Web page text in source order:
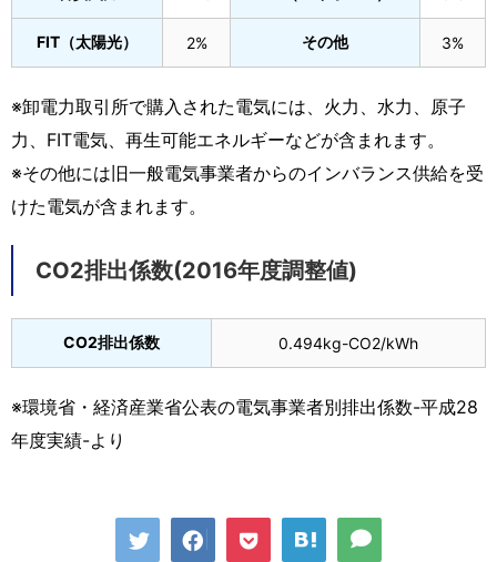
FIT（太陽光） 2% その他 3%
※卸電力取引所で購入された電気には、火力、水力、原子
力、FIT電気、再生可能エネルギーなどが含まれます。
※その他には旧一般電気事業者からのインバランス供給を受
けた電気が含まれます。
CO2排出係数(2016年度調整値)
CO2排出係数 0.494kg-CO2/kWh
※環境省・経済産業省公表の電気事業者別排出係数-平成28
年度実績-より